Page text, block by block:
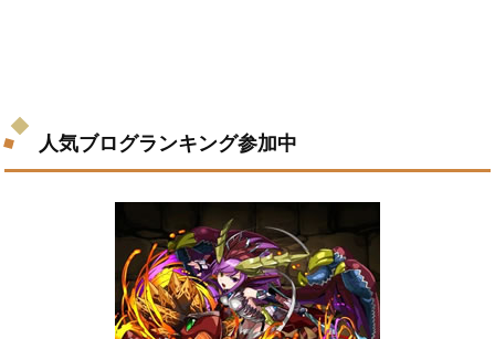
人気ブログランキング参加中